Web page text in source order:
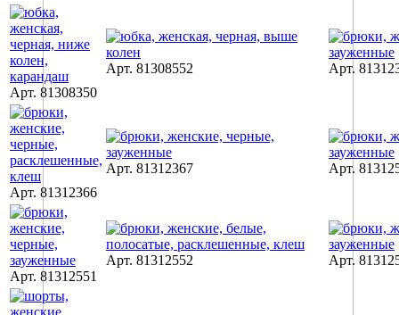
Арт. 81308350
Арт. 81308552 Арт.
Арт. 81312366
Арт. 81312367 Арт.
Арт. 81312551
Арт. 81312552 Арт.